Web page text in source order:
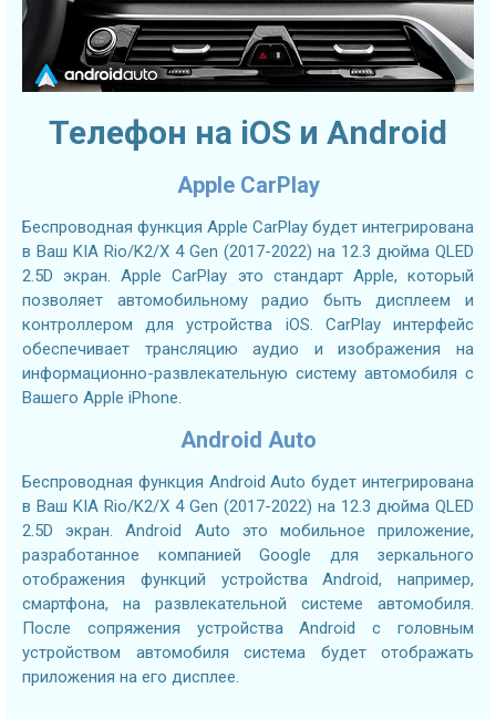
Телефон на iOS и Android
Apple CarPlay
Беспроводная функция Apple CarPlay будет интегрирована
в Ваш KIA Rio/K2/X 4 Gen (2017-2022) на 12.3 дюйма QLED
2.5D экран. Apple CarPlay это стандарт Apple, который
позволяет автомобильному радио быть дисплеем и
контроллером для устройства iOS. CarPlay интерфейс
обеспечивает трансляцию аудио и изображения на
информационно-развлекательную систему автомобиля с
Вашего Apple iPhone.
Android Auto
Беспроводная функция Android Auto будет интегрирована
в Ваш KIA Rio/K2/X 4 Gen (2017-2022) на 12.3 дюйма QLED
2.5D экран. Android Auto это мобильное приложение,
разработанное компанией Google для зеркального
отображения функций устройства Android, например,
смартфона, на развлекательной системе автомобиля.
После сопряжения устройства Android с головным
устройством автомобиля система будет отображать
приложения на его дисплее.